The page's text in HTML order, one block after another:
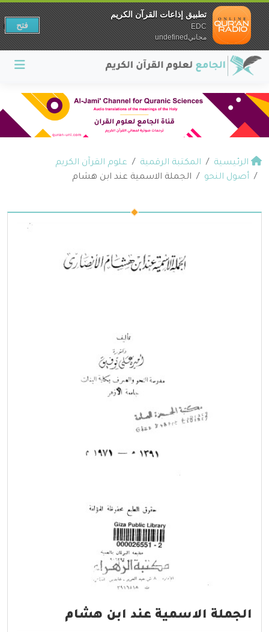
الرئيسية المكتبة الرقمية
علوم القرآن الكريم
أصول النحو
الجملة الاسمية عند ابن هشام
الجملة الاسمية عند ابن هشام
تطبيق إذاعات القرآن الكريم
EDC
مجانيundefined
فتح